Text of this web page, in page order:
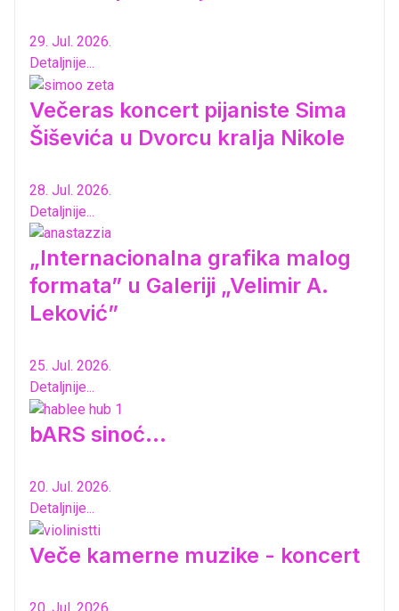
29. Jul. 2026.
Detaljnije...
Večeras koncert pijaniste Sima
Šiševića u Dvorcu kralja Nikole
28. Jul. 2026.
Detaljnije...
„Internacionalna grafika malog
formata” u Galeriji „Velimir A.
Leković”
25. Jul. 2026.
Detaljnije...
bARS sinoć...
20. Jul. 2026.
Detaljnije...
Veče kamerne muzike - koncert